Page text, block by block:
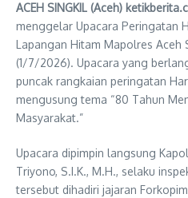
ACEH SINGKIL (Aceh)
menggelar Upacara Peringatan
Lapangan Hitam Mapolres Aceh
(1/7/2026). Upacara yang
puncak rangkaian peringatan
mengusung tema “80 Tahun
Masyarakat.”
Upacara dipimpin langsung
Triyono, S.I.K., M.H., selaku
tersebut dihadiri jajaran